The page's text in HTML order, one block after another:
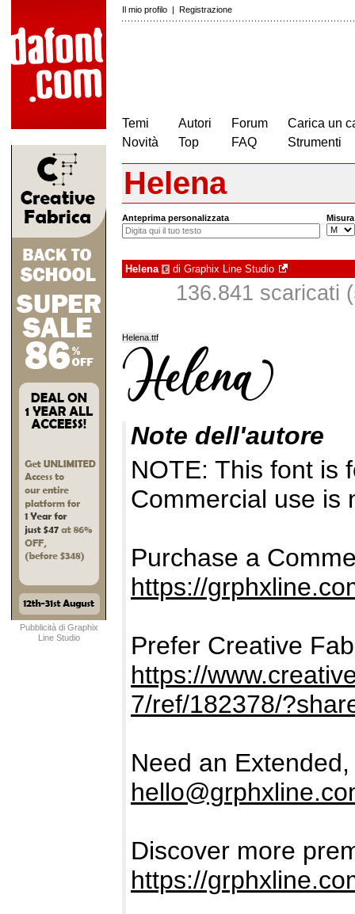
Il mio profilo | Registrazione
Temi
Novità
Autori
Top
Forum
FAQ
Carica un
Strumenti
Pubblicità di Graphix
Line Studio
Helena
Anteprima personalizzata Misura
Helena € di Graphix Line Studio
136.841 scaricati
Helena.ttf
Note dell'autore
NOTE: This font is
Commercial use is
Purchase a
https://
Prefer Creative
https://
7/ref/182378/
Need an
Discover more
https://